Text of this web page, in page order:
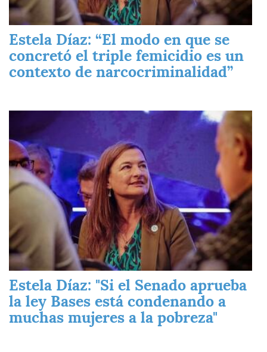
Estela Díaz: “El modo en que se
concretó el triple femicidio es un
contexto de narcocriminalidad”
Estela Díaz: "Si el Senado aprueba
la ley Bases está condenando a
muchas mujeres a la pobreza"